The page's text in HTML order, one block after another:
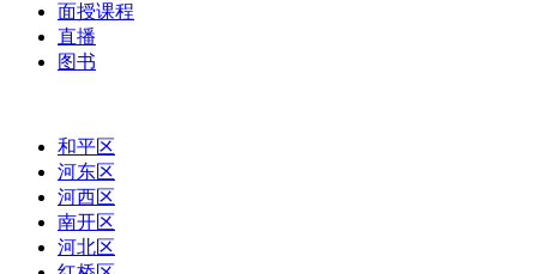
面授课程
直播
图书
和平区
河东区
河西区
南开区
河北区